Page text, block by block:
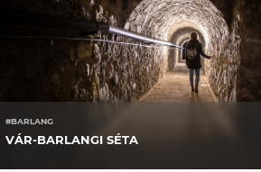
#BARLANG
VÁR-BARLANGI SÉTA